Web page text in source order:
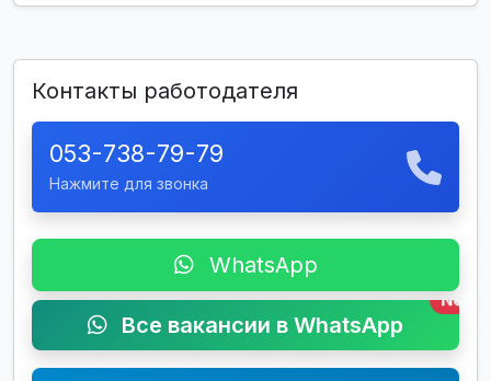
Контакты работодателя
053-738-79-79
Нажмите для звонка
WhatsApp
Все вакансии в WhatsApp
New